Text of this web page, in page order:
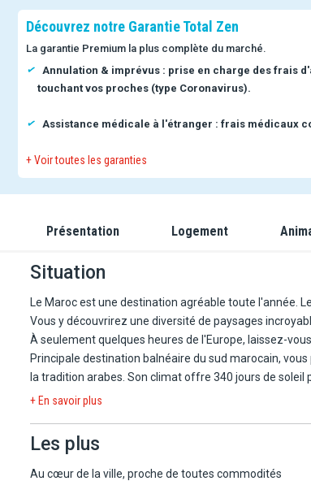
Découvrez notre Garantie Total Zen
La garantie Premium la plus complète du marché.
Annulation & imprévus : prise en charge des frais
touchant vos proches (type Coronavirus).
Assistance médicale à l'étranger : frais médicaux
+ Voir toutes les garanties
Présentation Logement
Situation
Le Maroc est une destination agréable toute l'année.
Vous y découvrirez une diversité de paysages
À seulement quelques heures de l'Europe, laissez-
Principale destination balnéaire du sud marocain,
la tradition arabes. Son climat offre 340 jours de
et la chaleur de l'été jamais étouffante. C'est aussi
sont époustouflantes : paysages spectaculaires,
en émotions, connaissances et souvenirs.
Quelle que soit la façon dont vous choisirez de vivre
+ En savoir plus
Les plus
Au cœur de la ville, proche de toutes commodités